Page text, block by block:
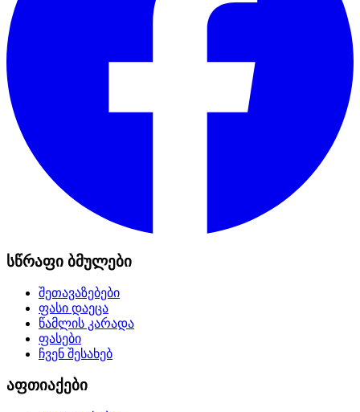
სწრაფი ბმულები
შეთავაზებები
ფასი დაეცა
წამლის კარადა
ფასები
ჩვენ შესახებ
აფთიაქები